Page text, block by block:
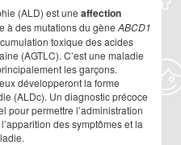
(ALD) est une affection
à des mutations du gène ABCD1
toxique des acides
(AGTLC). C’est une maladie
les garçons.
développeront la forme
(ALDc). Un diagnostic précoce
pour permettre l’administration
des symptômes et la